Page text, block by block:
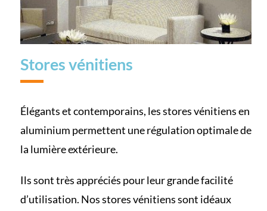
Stores vénitiens
Élégants et contemporains, les stores vénitiens en
aluminium permettent une régulation optimale de
la lumière extérieure.
Ils sont très appréciés pour leur grande facilité
d’utilisation. Nos stores vénitiens sont idéaux